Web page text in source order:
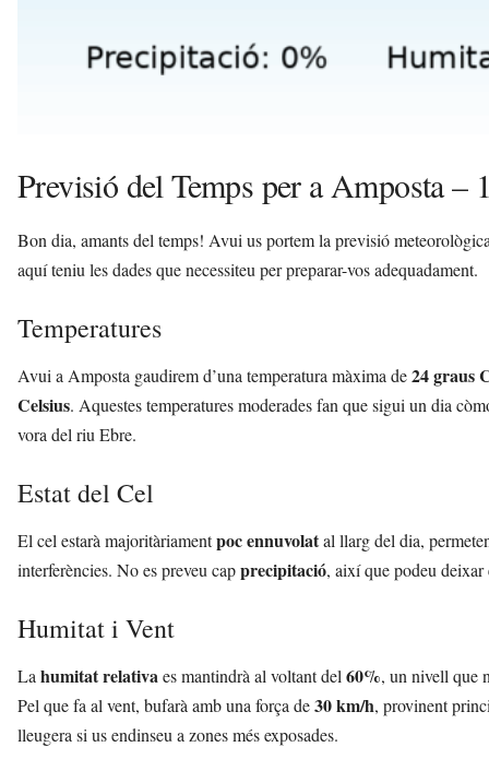
Previsió del Temps per a Amposta –
Bon dia, amants del temps! Avui us portem la previsió
aquí teniu les dades que necessiteu per preparar-vos adequadament.
Temperatures
Avui a Amposta gaudirem d’una temperatura màxima de24 graus
Celsius. Aquestes temperatures moderades fan que sigui un dia
vora del riu Ebre.
Estat del Cel
El cel estarà majoritàriamentpoc ennuvolatal llarg del dia,
interferències. No es preveu capprecipitació, així que podeu deixar
Humitat i Vent
La humitat relativaes mantindrà al voltant del 60%, un nivell que
Pel que fa al vent, bufarà amb una força de30 km/h, provinent
lleugera si us endinseu a zones més exposades.